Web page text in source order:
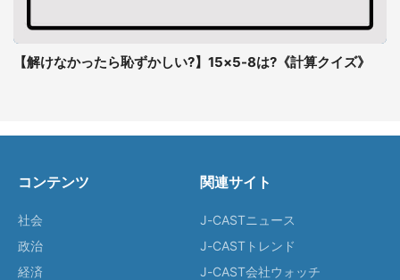
【解けなかったら恥ずかしい?】15×5-8は?《計算クイズ》
コンテンツ
社会
政治
経済
関連サイト
J-CASTニュース
J-CASTトレンド
J-CAST会社ウォッチ